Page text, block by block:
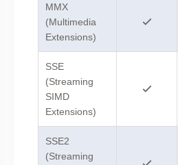
MMX
(Multimedia
Extensions)
SSE
(Streaming
SIMD
Extensions)
SSE2
(Streaming